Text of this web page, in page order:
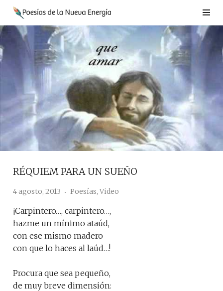
Saltar
contenido
RÉQUIEM PARA UN SUEÑO
4 agosto, 2013 Poesías, Video
¡Carpintero…, carpintero…,
hazme un mínimo ataúd,
con ese mismo madero
con que lo haces al laúd…!
Procura que sea pequeño,
de muy breve dimensión: